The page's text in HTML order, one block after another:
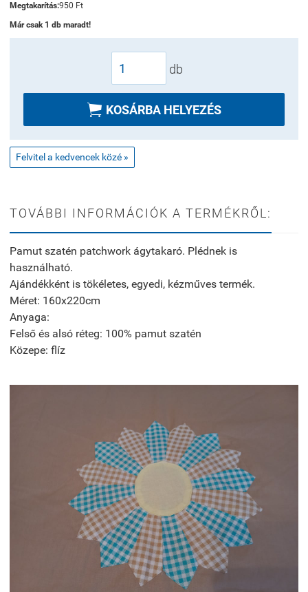
Megtakarítás:950 Ft
Már csak 1 db maradt!
db
 KOSÁRBA HELYEZÉS
Felvitel a kedvencek közé »
TOVÁBBI INFORMÁCIÓK A TERMÉKRŐL:
Pamut szatén patchwork ágytakaró. Plédnek is
használható.
Ajándékként is tökéletes, egyedi, kézműves termék.
Méret: 160x220cm
Anyaga:
Felső és alsó réteg: 100% pamut szatén
Közepe: flíz